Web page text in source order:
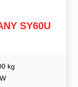
SY60U
kg